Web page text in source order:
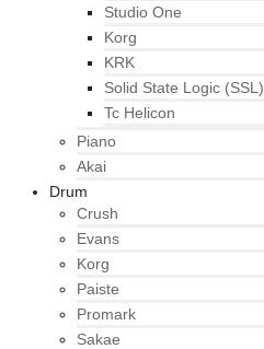
Studio One
Korg
KRK
Solid State Logic (SSL)
Tc Helicon
Piano
Akai
Drum
Crush
Evans
Korg
Paiste
Promark
Sakae